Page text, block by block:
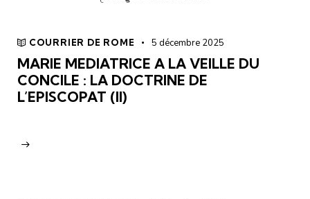
COURRIER DE ROME 5 décembre 2025
MARIE MEDIATRICE A LA VEILLE DU
CONCILE : LA DOCTRINE DE
L’EPISCOPAT (II)